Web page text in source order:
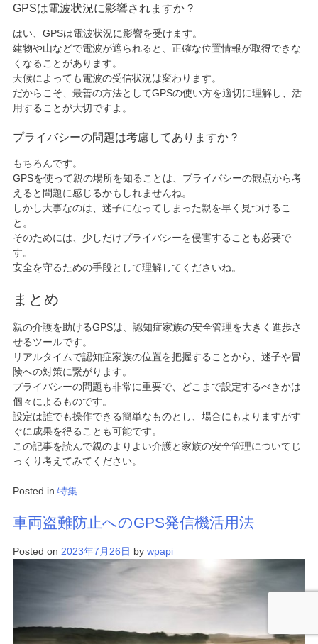
GPSは電波状況に影響されますか？
はい、GPSは電波状況に影響を受けます。
建物や山などで電波が遮られると、正確な位置情報が取得できな
くなることがあります。
天候によっても電波の受信状況は変わります。
だからこそ、最善の方法としてGPSの使い方を適切に理解し、活
用することが大切ですよ。
プライバシーの問題は考慮してありますか？
もちろんです。
GPSを使って親の場所を知ることは、プライバシーの観点から考
えると問題に感じるかもしれませんね。
しかし大事なのは、迷子になってしまった親を早く見つけるこ
と。
そのためには、少しだけプライバシーを侵害することも必要で
す。
安全を守るための手段として理解してくださいね。
まとめ
親の介護を助けるGPSは、認知症家族の安全管理を大きく進歩さ
せるツールです。
リアルタイムで認知症家族の位置を把握することから、迷子や冒
険への対策に繋がります。
プライバシーの問題も非常に重要で、どこまで設定するべきかは
個々によるものです。
設定は誰でも操作できる簡単なものとし、場合にもよりますがす
ぐに成果を得ることも可能です。
この記事を読んで親のよりよい介護と家族の安全管理についてじ
っくり考えてみてください。
Posted in 特集
車両盗難防止へのGPS発信機活用法
Posted on 2023年7月26日 by wpapi